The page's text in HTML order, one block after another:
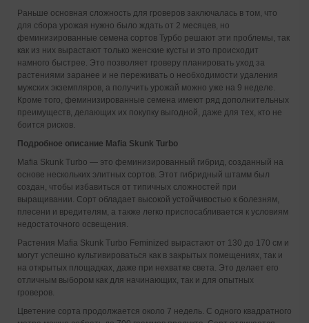
Раньше основная сложность для гроверов заключалась в том, что
для сбора урожая нужно было ждать от 2 месяцев, но
феминизированные семена сортов Турбо решают эти проблемы, так
как из них вырастают только женские кусты и это происходит
намного быстрее. Это позволяет гроверу планировать уход за
растениями заранее и не переживать о необходимости удаления
мужских экземпляров, а получить урожай можно уже на 9 неделе.
Кроме того, феминизированные семена имеют ряд дополнительных
преимуществ, делающих их покупку выгодной, даже для тех, кто не
боится рисков.
Подробное описание Mafia Skunk Turbo
Mafia Skunk Turbo — это феминизированный гибрид, созданный на
основе нескольких элитных сортов. Этот гибридный штамм был
создан, чтобы избавиться от типичных сложностей при
выращивании. Сорт обладает высокой устойчивостью к болезням,
плесени и вредителям, а также легко приспосабливается к условиям
недостаточного освещения.
Растения Mafia Skunk Turbo Feminized вырастают от 130 до 170 см и
могут успешно культивироваться как в закрытых помещениях, так и
на открытых площадках, даже при нехватке света. Это делает его
отличным выбором как для начинающих, так и для опытных
гроверов.
Цветение сорта продолжается около 7 недель. С одного квадратного